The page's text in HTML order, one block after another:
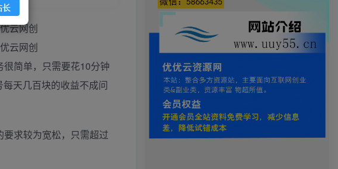
简单，只需要花10分钟
天几百块的收益不成问
求较为宽松，只需超过
长